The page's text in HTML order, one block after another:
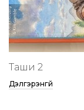
Таши 2
Дэлгэрэнгүй